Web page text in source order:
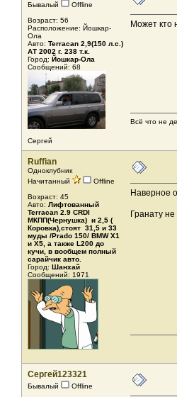
Бывалый
Offline
Возраст: 56
Расположение: Йошкар-
Ола
Авто: Terracan 2,9(150 л.с.)
АТ 2002 г. 238 т.к.
Город: Йошкар-Ола
Сообщений: 68
Сергей
Может кто
Всё что не
Ruffian
Одноклубник
Начитанный
Offline
Возраст: 45
Авто: Лифтованный
Terracan 2.9 CRDI
МКПП(Чернушка) и 2,5 (
Коровка),стоят 31,5 и 33
муды /Prado 150/ BMW X1
и X5, а также L200 до
кучи, в вообщем полный
сарайчик авто.
Город: Шанхай
Сообщений: 1971
Наверное
Гранату
Сергей123321
Бывалый
Offline